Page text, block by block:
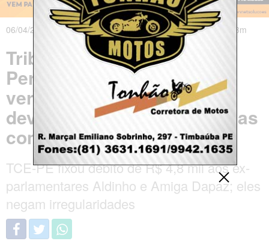
06/04/2025 às 06h47m - Atualizado em 09/04/2025 às 18h23m
Tribunal de Contas de
Pernambuco manda
vereadores de Carpina
devolverem diárias recebidas
com evento de fachada
TCE-PE fixou débito de R$ 4,8 mil aos ex-
parlamentares Aldinho e Amiga Dapaz; eles
negam irregularidades